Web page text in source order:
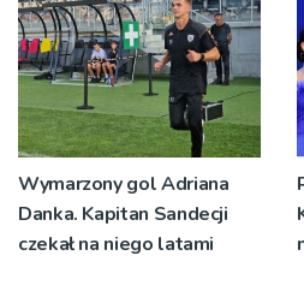
Wymarzony gol Adriana
Danka. Kapitan Sandecji
czekał na niego latami